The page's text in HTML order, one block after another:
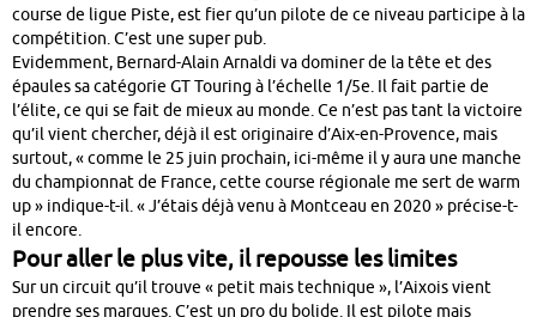
course de ligue Piste, est fier qu’un pilote de ce niveau participe à la
compétition. C’est une super pub.
Evidemment, Bernard-Alain Arnaldi va dominer de la tête et des
épaules sa catégorie GT Touring à l’échelle 1/5e. Il fait partie de
l’élite, ce qui se fait de mieux au monde. Ce n’est pas tant la victoire
qu’il vient chercher, déjà il est originaire d’Aix-en-Provence, mais
surtout, « comme le 25 juin prochain, ici-même il y aura une manche
du championnat de France, cette course régionale me sert de warm
up » indique-t-il. « J’étais déjà venu à Montceau en 2020 » précise-t-
il encore.
Pour aller le plus vite, il repousse les limites
Sur un circuit qu’il trouve « petit mais technique », l’Aixois vient
prendre ses marques. C’est un pro du bolide. Il est pilote mais